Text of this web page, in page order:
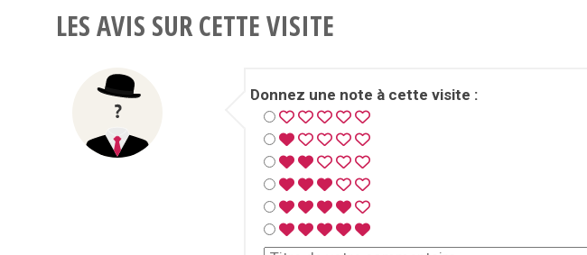
LES AVIS SUR CETTE VISITE
Donnez une note à cette visite :